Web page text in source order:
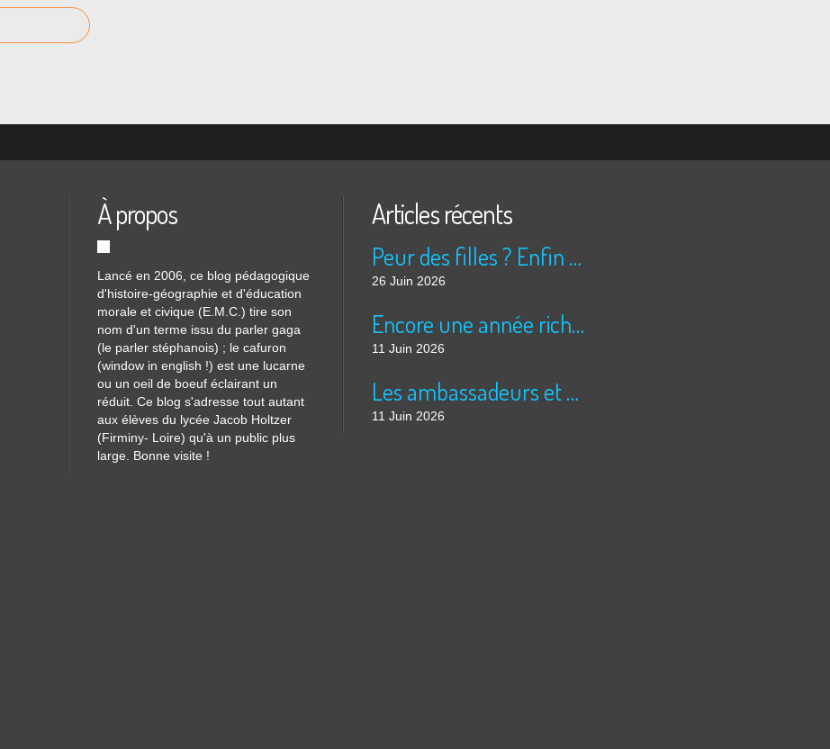
À propos
Lancé en 2006, ce blog pédagogique
d'histoire-géographie et d'éducation
morale et civique (E.M.C.) tire son
nom d'un terme issu du parler gaga
(le parler stéphanois) ; le cafuron
(window in english !) est une lucarne
ou un oeil de boeuf éclairant un
réduit. Ce blog s'adresse tout autant
aux élèves du lycée Jacob Holtzer
(Firminy- Loire) qu'à un public plus
large. Bonne visite !
Articles récents
Peur des filles ? Enfin rassuré ?
26 Juin 2026
Encore une année riche en cinéma pour Super 8 !
11 Juin 2026
Les ambassadeurs et SUPER 8 - La solidarité en action
11 Juin 2026